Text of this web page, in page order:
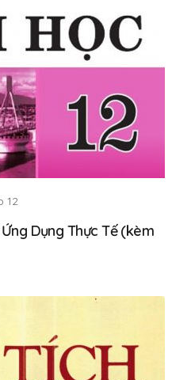
12
Dụng Thực Tế (kèm